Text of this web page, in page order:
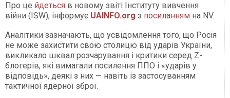
Про це йдеться в новому звіті Інституту вивчення
війни (ISW), інформує UAINFO.org з посиланням на NV.
Аналітики зазначають, що усвідомлення того, що Росія
не може захистити свою столицю від ударів України,
викликало шквал розчарування і критики серед Z-
блогерів, які вимагали посилення ППО і «ударів у
відповідь», деякі з них — навіть із застосуванням
тактичної ядерної зброї.